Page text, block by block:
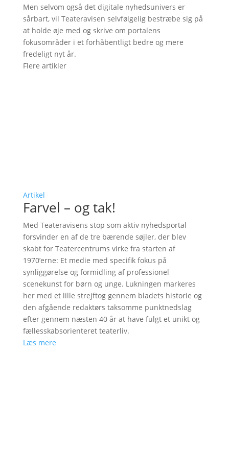
Men selvom også det digitale nyhedsunivers er
sårbart, vil Teateravisen selvfølgelig bestræbe sig på
at holde øje med og skrive om portalens
fokusområder i et forhåbentligt bedre og mere
fredeligt nyt år.
Flere artikler
Artikel
Farvel – og tak!
Med Teateravisens stop som aktiv nyhedsportal
forsvinder en af de tre bærende søjler, der blev
skabt for Teatercentrums virke fra starten af
1970’erne: Et medie med specifik fokus på
synliggørelse og formidling af professionel
scenekunst for børn og unge. Lukningen markeres
her med et lille strejftog gennem bladets historie og
den afgående redaktørs taksomme punktnedslag
efter gennem næsten 40 år at have fulgt et unikt og
fællesskabsorienteret teaterliv.
Læs mere